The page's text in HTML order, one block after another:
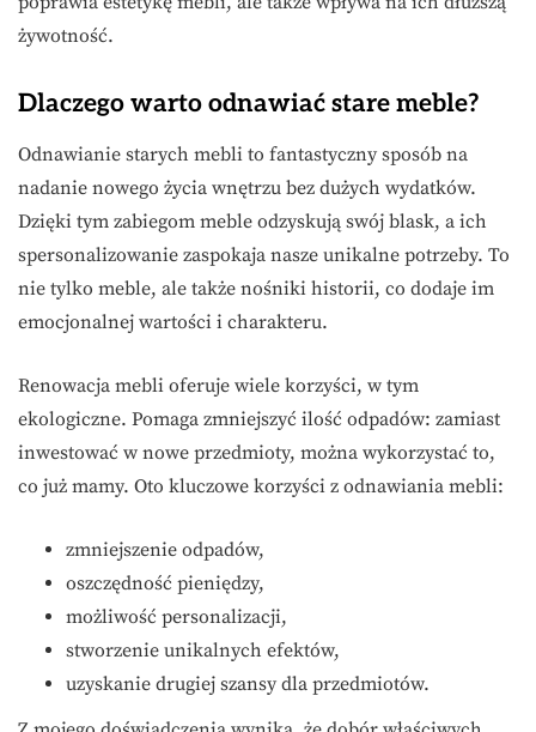
żywotność.
Dlaczego warto odnawiać stare meble?
Odnawianie starych mebli to fantastyczny sposób na
nadanie nowego życia wnętrzu bez dużych wydatków.
Dzięki tym zabiegom meble odzyskują swój blask, a ich
spersonalizowanie zaspokaja nasze unikalne potrzeby. To
nie tylko meble, ale także nośniki historii, co dodaje im
emocjonalnej wartości i charakteru.
Renowacja mebli oferuje wiele korzyści, w tym
ekologiczne. Pomaga zmniejszyć ilość odpadów: zamiast
inwestować w nowe przedmioty, można wykorzystać to,
co już mamy. Oto kluczowe korzyści z odnawiania mebli:
zmniejszenie odpadów,
oszczędność pieniędzy,
możliwość personalizacji,
stworzenie unikalnych efektów,
uzyskanie drugiej szansy dla przedmiotów.